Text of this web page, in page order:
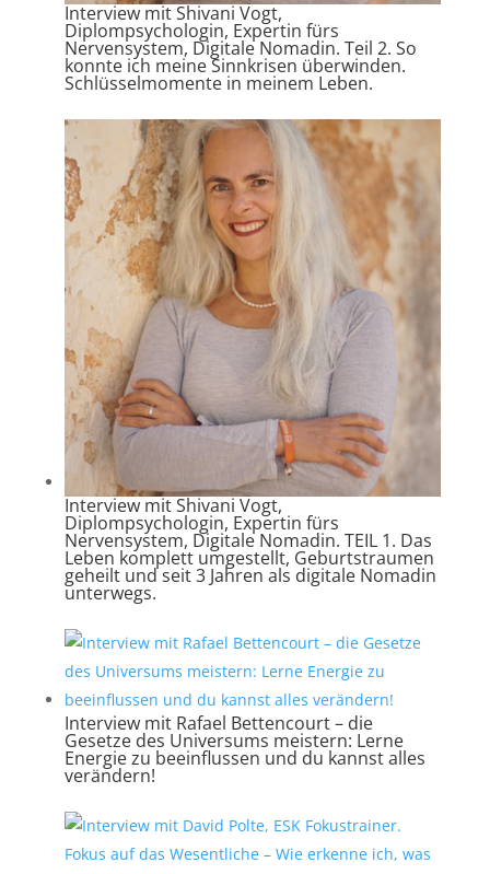
Interview mit Shivani Vogt,
Diplompsychologin, Expertin fürs
Nervensystem, Digitale Nomadin. Teil 2. So
konnte ich meine Sinnkrisen überwinden.
Schlüsselmomente in meinem Leben.
Interview mit Shivani Vogt,
Diplompsychologin, Expertin fürs
Nervensystem, Digitale Nomadin. TEIL 1. Das
Leben komplett umgestellt, Geburtstraumen
geheilt und seit 3 Jahren als digitale Nomadin
unterwegs.
Interview mit Rafael Bettencourt – die
Gesetze des Universums meistern: Lerne
Energie zu beeinflussen und du kannst alles
verändern!